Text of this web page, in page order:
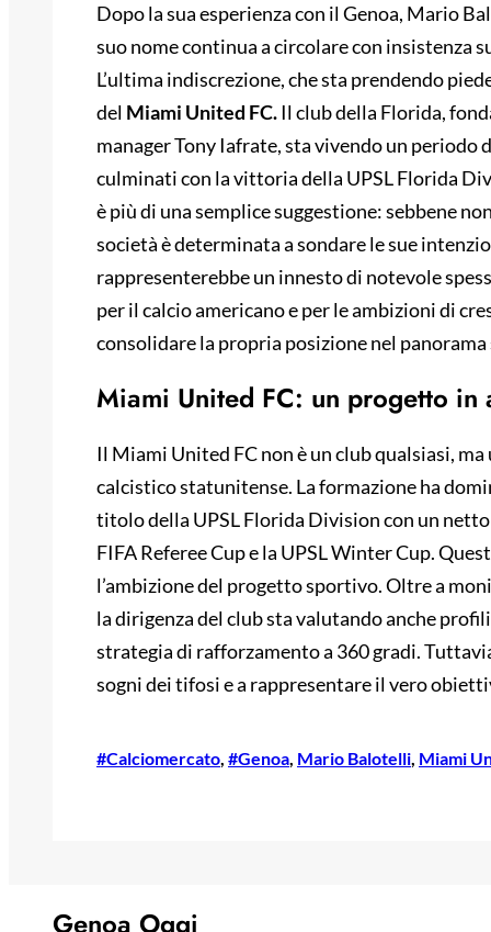
Dopo la sua esperienza con il Genoa, Mario
suo nome continua a circolare con insistenza
L’ultima indiscrezione, che sta prendendo
del Miami United FC.Il club della Florida,
manager Tony Iafrate, sta vivendo un periodo
culminati con la vittoria della UPSL Florida
è più di una semplice suggestione: sebbene
società è determinata a sondare le sue
rappresenterebbe un innesto di notevole
per il calcio americano e per le ambizioni di
consolidare la propria posizione nel
Miami United FC: un progetto
Il Miami United FC non è un club qualsiasi,
calcistico statunitense. La formazione ha
titolo della UPSL Florida Division con un
FIFA Referee Cup e la UPSL Winter Cup.
l’ambizione del progetto sportivo. Oltre a
la dirigenza del club sta valutando anche
strategia di rafforzamento a 360 gradi.
sogni dei tifosi e a rappresentare il vero
#Calciomercato, #Genoa, Mario Balotelli, Miami
Genoa Oggi